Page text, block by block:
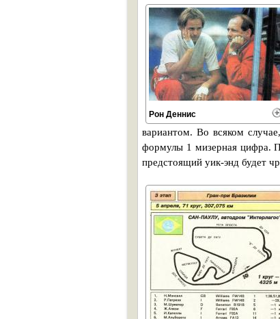
Рон Деннис
вариантом. Во всяком
формулы 1 мизерная цифра.
предстоящий уик-энд будет